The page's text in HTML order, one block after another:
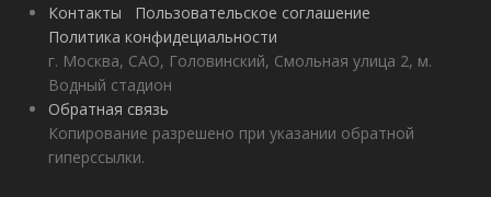
Контакты
Пользовательское соглашение
Политика конфидециальности
г. Москва, САО, Головинский, Смольная улица 2, м.
Водный стадион
Обратная связь
Копирование разрешено при указании обратной
гиперссылки.